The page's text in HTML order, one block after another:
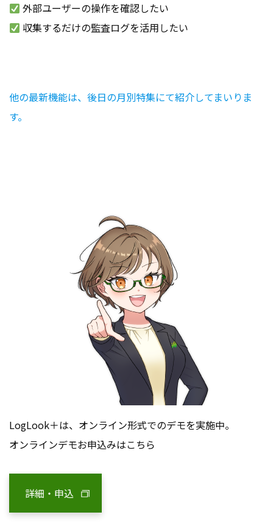
外部ユーザーの操作を確認したい
収集するだけの監査ログを活用したい
他の最新機能は、後日の月別特集にて紹介してまいりま
す。
LogLook＋は、オンライン形式でのデモを実施中。
オンラインデモお申込みはこちら
詳細・申込